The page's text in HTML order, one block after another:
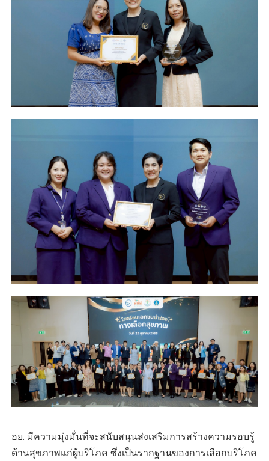
อย. มีความมุ่งมั่นที่จะสนับสนุนส่งเสริมการสร้างความรอบรู้
ด้านสุขภาพแก่ผู้บริโภค ซึ่งเป็นรากฐานของการเลือกบริโภค